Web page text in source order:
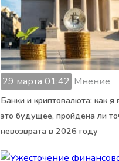
29 марта 01:42 Мнение
Банки и криптовалюта: как я
это будущее, пройдена ли
невозврата в 2026 году